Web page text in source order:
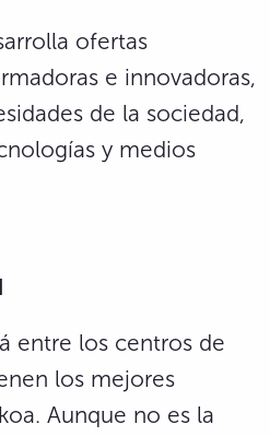
ofertas
e innovadoras,
de la sociedad,
y medios
entre los centros de
los mejores
Aunque no es la